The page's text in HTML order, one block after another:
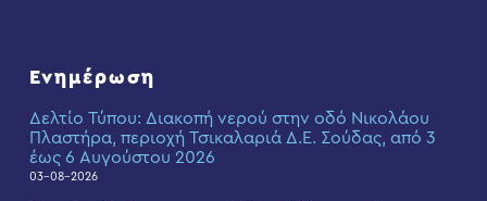
Ενημέρωση
Δελτίο Τύπου: Διακοπή νερού στην οδό Νικολάου
Πλαστήρα, περιοχή Τσικαλαριά Δ.Ε. Σούδας, από 3
έως 6 Αυγούστου 2026
03-08-2026